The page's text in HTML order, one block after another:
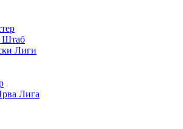
Штаб
Лиги
Лига